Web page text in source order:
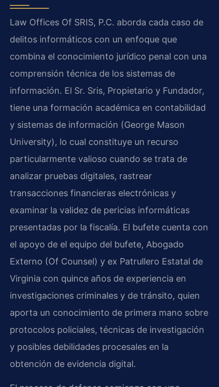
Law Offices Of SRIS, P.C. aborda cada caso de
delitos informáticos con un enfoque que
combina el conocimiento jurídico penal con una
comprensión técnica de los sistemas de
información. El Sr. Sris, Propietario y Fundador,
tiene una formación académica en contabilidad
y sistemas de información (George Mason
University), lo cual constituye un recurso
particularmente valioso cuando se trata de
analizar pruebas digitales, rastrear
transacciones financieras electrónicas y
examinar la validez de pericias informáticas
presentadas por la fiscalía. El bufete cuenta con
el apoyo de el equipo del bufete, Abogado
Externo (Of Counsel) y ex Patrullero Estatal de
Virginia con quince años de experiencia en
investigaciones criminales y de tránsito, quien
aporta un conocimiento de primera mano sobre
protocolos policiales, técnicas de investigación
y posibles debilidades procesales en la
obtención de evidencia digital.